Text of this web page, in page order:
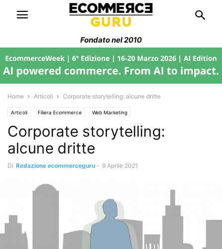
Fondato nel 2010
Home Articoli Corporate storytelling: alcune dritte
Articoli Filiera Ecommerce Web Marketing
Corporate storytelling:
alcune dritte
Di Redazione ecommerceguru - 9 Aprile 2021